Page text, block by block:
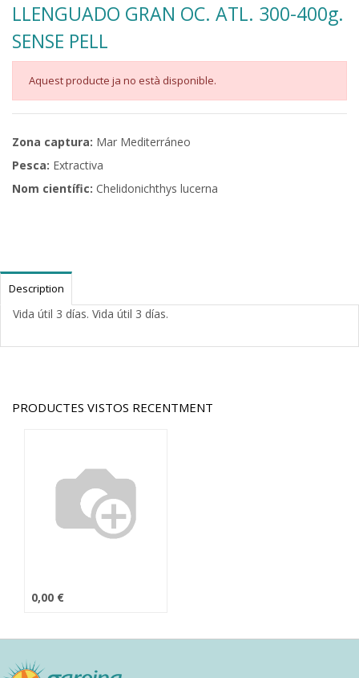
LLENGUADO GRAN OC. ATL. 300-400g.
SENSE PELL
Aquest producte ja no està disponible.
Zona captura: Mar Mediterráneo
Pesca: Extractiva
Nom científic: Chelidonichthys lucerna
Description
Vida útil 3 días. Vida útil 3 días.
PRODUCTES VISTOS RECENTMENT
0,00 €